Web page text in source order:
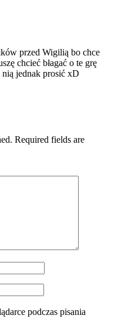
przed Wigilią bo chce
chcieć błagać o te grę
nią jednak prosić xD
Required fields are
podczas pisania